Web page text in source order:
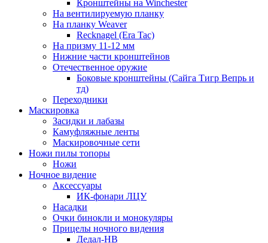
Кронштейны на Winchester
На вентилируемую планку
На планку Weaver
Recknagel (Era Tac)
На призму 11-12 мм
Нижние части кронштейнов
Отечественное оружие
Боковые кронштейны (Сайга Тигр Вепрь и
тд)
Переходники
Маскировка
Засидки и лабазы
Камуфляжные ленты
Маскировочные сети
Ножи пилы топоры
Ножи
Ночное видение
Аксессуары
ИК-фонари ЛЦУ
Насадки
Очки бинокли и монокуляры
Прицелы ночного видения
Дедал-НВ